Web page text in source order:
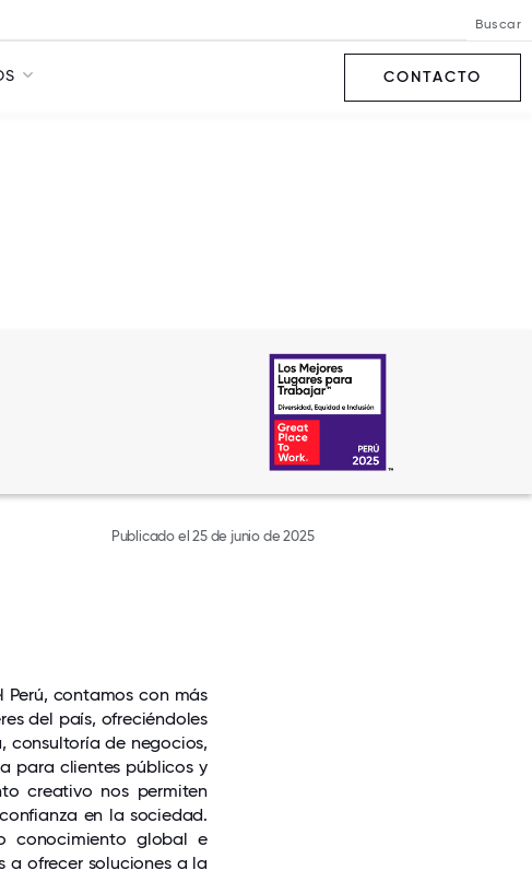
Buscar
CONTACTO
Publicado el 25 de junio de 2025
Perú, contamos con más
del país, ofreciéndoles
consultoría de negocios,
para clientes públicos y
creativo nos permiten
en la sociedad.
conocimiento global e
a ofrecer soluciones a la